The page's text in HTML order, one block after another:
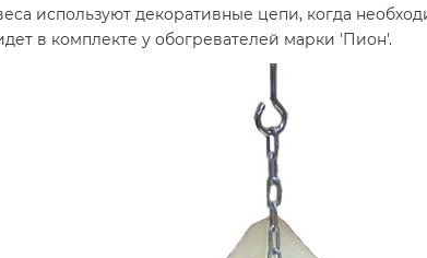
используют декоративные цепи, когда
в комплекте у обогревателей марки 'Пион'.